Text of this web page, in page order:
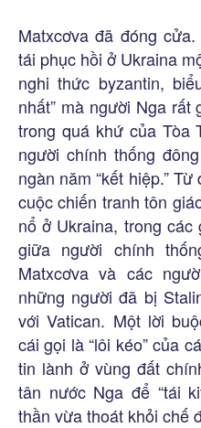
Matxcơva đã đóng
tái phục hồi ở Ukraina
nghi thức byzantin,
nhất” mà người Nga rất
trong quá khứ của Tòa
người chính thống
ngàn năm “kết hiệp.”
cuộc chiến tranh tôn
nổ ở Ukraina, trong
giữa người chính
Matxcơva và các
những người đã bị
với Vatican. Một lời
cái gọi là “lôi kéo” của
tin lành ở vùng đất
tân nước Nga để “tái
thần vừa thoát khỏi chế